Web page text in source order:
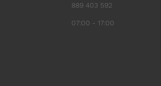
889 403 592
07:00 - 17:00